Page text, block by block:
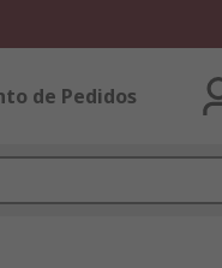
de Pedidos